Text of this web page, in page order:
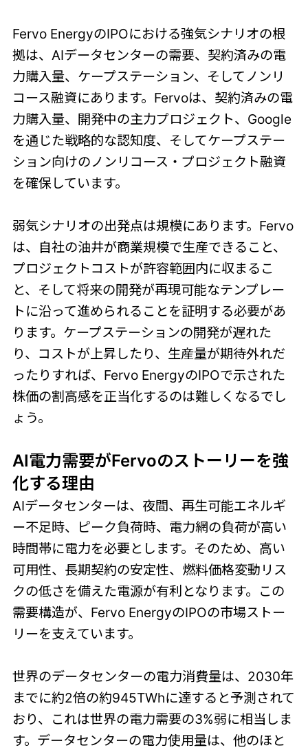
Fervo EnergyのIPOにおける強気シナリオの根
拠は、AIデータセンターの需要、契約済みの電
力購入量、ケープステーション、そしてノンリ
コース融資にあります。Fervoは、契約済みの電
力購入量、開発中の主力プロジェクト、Google
を通じた戦略的な認知度、そしてケープステー
ション向けのノンリコース・プロジェクト融資
を確保しています。
弱気シナリオの出発点は規模にあります。Fervo
は、自社の油井が商業規模で生産できること、
プロジェクトコストが許容範囲内に収まるこ
と、そして将来の開発が再現可能なテンプレー
トに沿って進められることを証明する必要があ
ります。ケープステーションの開発が遅れた
り、コストが上昇したり、生産量が期待外れだ
ったりすれば、Fervo EnergyのIPOで示された
株価の割高感を正当化するのは難しくなるでし
ょう。
AI電力需要がFervoのストーリーを強
化する理由
AIデータセンターは、夜間、再生可能エネルギ
ー不足時、ピーク負荷時、電力網の負荷が高い
時間帯に電力を必要とします。そのため、高い
可用性、長期契約の安定性、燃料価格変動リス
クの低さを備えた電源が有利となります。この
需要構造が、Fervo EnergyのIPOの市場ストー
リーを支えています。
世界のデータセンターの電力消費量は、2030年
までに約2倍の約945TWhに達すると予測されて
おり、これは世界の電力需要の3%弱に相当しま
す。データセンターの電力使用量は、他のほと